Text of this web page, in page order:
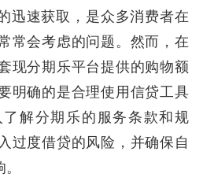
迅速获取，是众多消费者在
常会考虑的问题。然而，在
现分期乐平台提供的购物额
明确的是合理使用信贷工具
解分期乐的服务条款和规
过度借贷的风险，并确保自